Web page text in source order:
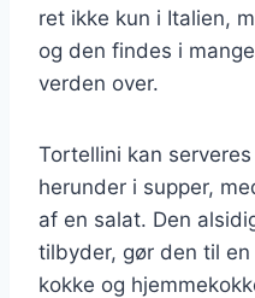
ret ikke kun i Italien,
og den findes i
verden over.
Tortellini kan
herunder i supper,
af en salat. Den
tilbyder, gør den til
kokke og